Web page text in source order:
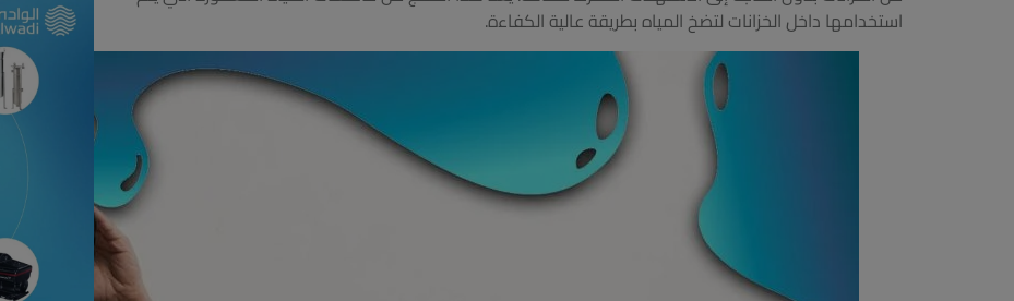
استخدامها داخل الخزانات لتضخ المياه بطريقة عالية الكفاءة.